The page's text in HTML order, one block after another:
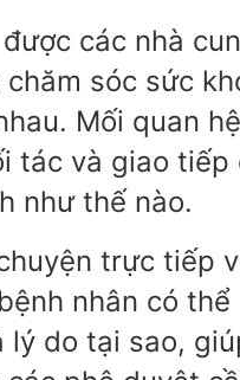
các nhà
sóc sức
Mối quan hệ
tác và giao tiếp
như thế nào.
trực tiếp
nhân có thể
lý do tại sao,